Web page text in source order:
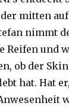
mitten
nimmt
Reifen und
ob der
hat. Hat